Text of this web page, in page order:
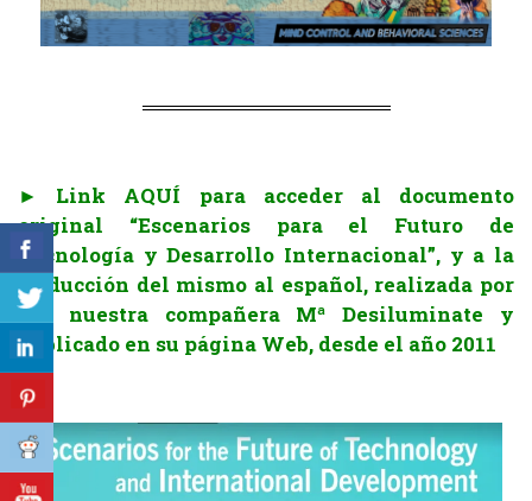
► Link AQUÍ para acceder al documento
original “Escenarios para el Futuro de
Tecnología y Desarrollo Internacional”, y a la
traducción del mismo al español, realizada por
por nuestra compañera Mª Desiluminate y
publicado en su página Web, desde el año 2011